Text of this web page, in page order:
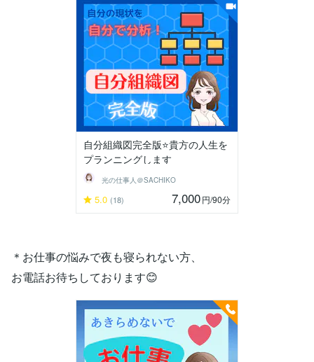
自分組織図完全版⭐️貴方の人生を
プランニングします
光の仕事人＠SACHIKO
5.0 (18) 7,000円/90分
＊お仕事の悩みで夜も寝られない方、
お電話お待ちしております😊